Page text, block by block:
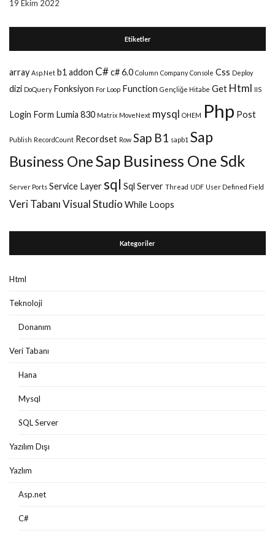
19 Ekim 2022
Etiketler
array Asp.Net b1 addon C#c# 6.0 Column Company Console Css Deploy
dizi DoQuery Fonksiyon For Loop Function Gençliğe Hitabe Get Html IIS
Login Form Lumia 830 Matrix MoveNext mysql OHEM Php Post
Publish RecordCount Recordset Row Sap B1 sapb1 Sap
Business OneSap Business One Sdk
Server Ports Service Layersql Sql Server Thread UDF User Defined Field
Veri TabanıVisual Studio While Loops
Kategoriler
Html
Teknoloji
Donanım
Veri Tabanı
Hana
Mysql
SQL Server
Yazılım Dışı
Yazlım
Asp.net
C#